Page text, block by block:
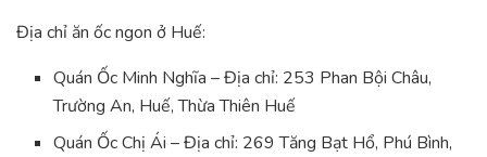
Địa chỉ ăn ốc ngon ở Huế:
Quán Ốc Minh Nghĩa – Địa chỉ: 253 Phan Bội Châu,
Trường An, Huế, Thừa Thiên Huế
Quán Ốc Chị Ái – Địa chỉ: 269 Tăng Bạt Hổ, Phú Bình,